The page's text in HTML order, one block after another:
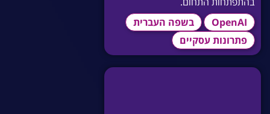
OpenAI
בשפה העברית
פתרונות עסקיים